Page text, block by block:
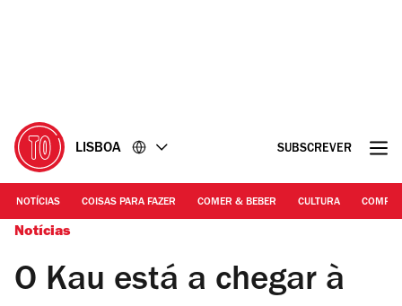
LISBOA SUBSCREVER
NOTÍCIAS COISAS PARA FAZER COMER & BEBER CULTURA
Notícias
O Kau está a chegar à